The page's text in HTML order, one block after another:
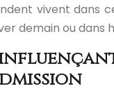
vivent dans
demain ou dans